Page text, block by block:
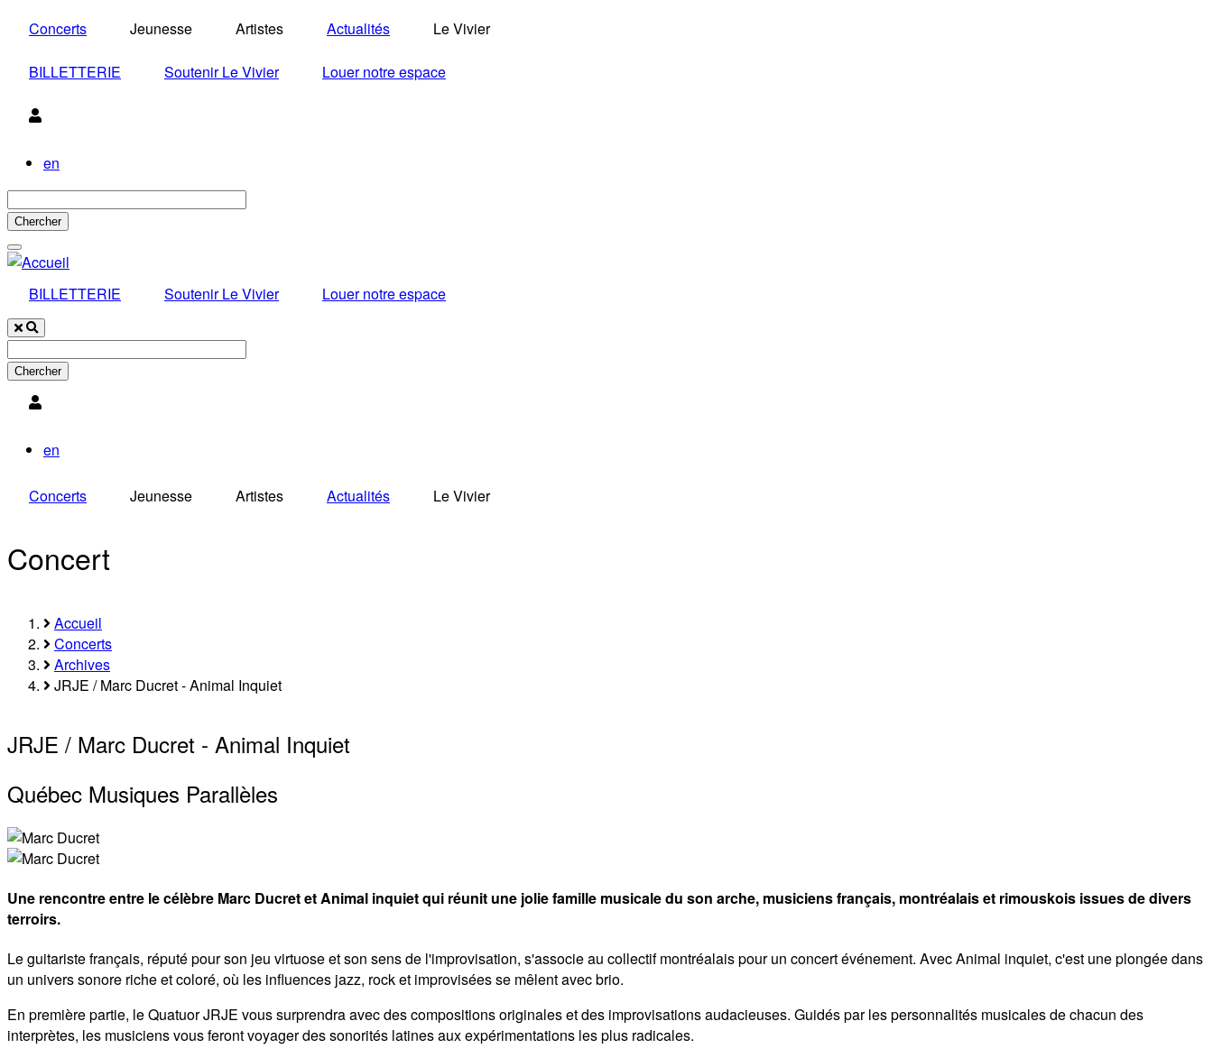
principal
Concerts Jeunesse Artistes Actualités Le Vivier
BILLETTERIE Soutenir Le Vivier Louer notre espace
en
BILLETTERIE Soutenir Le Vivier Louer notre espace
en
Concerts Jeunesse Artistes Actualités Le Vivier
Concert
Fil
d'Ariane
Accueil
Concerts
Archives
JRJE / Marc Ducret - Animal Inquiet
JRJE / Marc Ducret - Animal Inquiet
Québec Musiques Parallèles
Une rencontre entre le célèbre Marc Ducret et Animal inquiet qui réunit une jolie famille musicale du son arche, musiciens français, montréalais et rimouskois issues de divers
terroirs.
Le guitariste français, réputé pour son jeu virtuose et son sens de l'improvisation, s'associe au collectif montréalais pour un concert événement. Avec Animal inquiet, c'est une plongée dans
un univers sonore riche et coloré, où les influences jazz, rock et improvisées se mêlent avec brio.
En première partie, le Quatuor JRJE vous surprendra avec des compositions originales et des improvisations audacieuses. Guidés par les personnalités musicales de chacun des
interprètes, les musiciens vous feront voyager des sonorités latines aux expérimentations les plus radicales.